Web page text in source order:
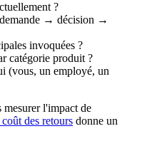
?
→ décision →
invoquées ?
catégorie produit ?
(vous, un employé, un
mesurer l'impact de
des retours donne un